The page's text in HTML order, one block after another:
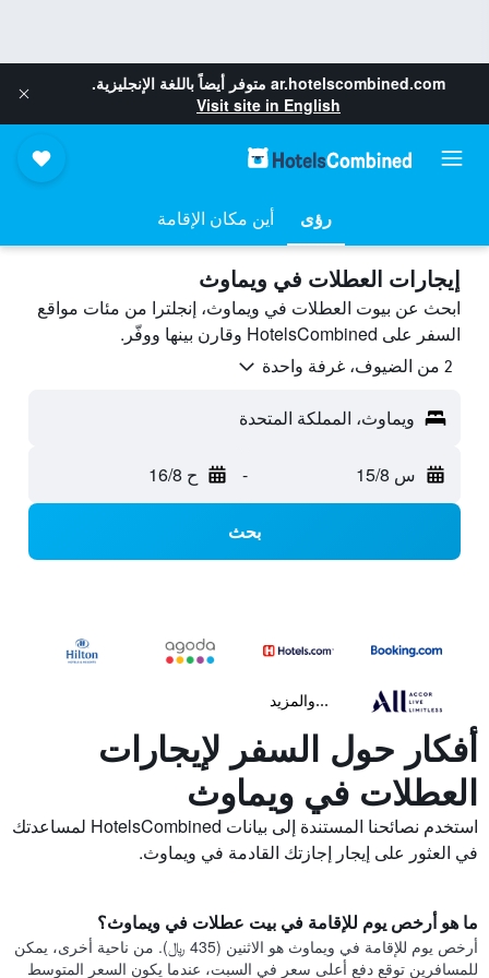
ar.hotelscombined.com متوفر أيضاً باللغة الإنجليزية.
Visit site in English
رؤى أين مكان الإقامة
إيجارات العطلات في ويماوث
ابحث عن بيوت العطلات في ويماوث، إنجلترا من مئات مواقع
السفر على HotelsCombined وقارن بينها ووفّر.
2 من الضيوف، غرفة واحدة
ويماوث، المملكة المتحدة
س 15/8 - ح 16/8
بحث
...والمزيد
أفكار حول السفر لإيجارات
العطلات في ويماوث
استخدم نصائحنا المستندة إلى بيانات HotelsCombined لمساعدتك
في العثور على إيجار إجازتك القادمة في ويماوث.
ما هو أرخص يوم للإقامة في بيت عطلات في ويماوث؟
أرخص يوم للإقامة في ويماوث هو الاثنين (435 ﷼). من ناحية أخرى، يمكن
للمسافرين توقع دفع أعلى سعر في السبت، عندما يكون السعر المتوسط